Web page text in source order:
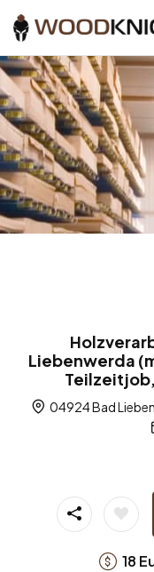
Liebenwerda
04924 Bad
18